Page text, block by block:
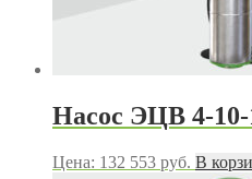
Насос ЭЦВ 4-10-
Цена: 132 553 руб. В